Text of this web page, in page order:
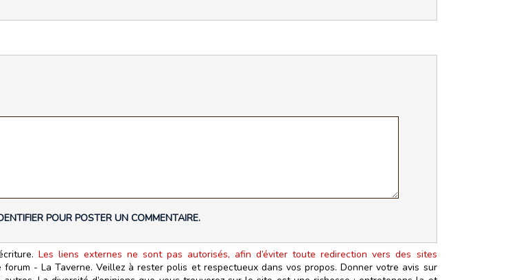
POUR POSTER UN COMMENTAIRE.
Les liens externes ne sont pas autorisés, afin d’éviter toute redirection vers des sites
- La Taverne. Veillez à rester polis et respectueux dans vos propos. Donner votre avis sur